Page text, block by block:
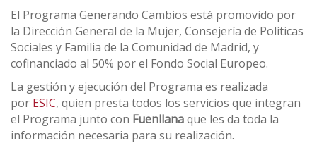
El Programa Generando Cambios está promovido por
la Dirección General de la Mujer, Consejería de Políticas
Sociales y Familia de la Comunidad de Madrid, y
cofinanciado al 50% por el Fondo Social Europeo.
La gestión y ejecución del Programa es realizada
por ESIC, quien presta todos los servicios que integran
el Programa junto con Fuenllanaque les da toda la
información necesaria para su realización.